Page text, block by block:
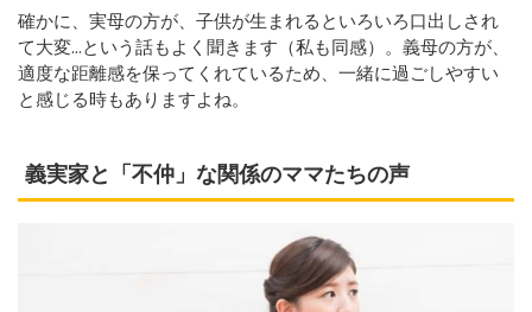
確かに、実母の方が、子供が生まれるといろいろ口出しされ
て大変...という話もよく聞きます（私も同感）。義母の方が、
適度な距離感を保ってくれているため、一緒に過ごしやすい
と感じる時もありますよね。
義実家と「不仲」な関係のママたちの声